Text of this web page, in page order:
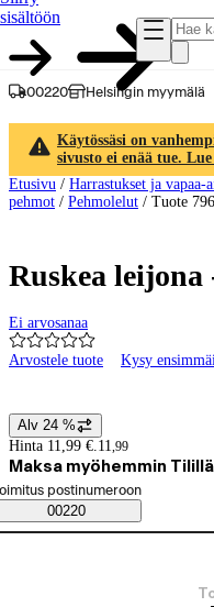
sisältöön
00220 Helsingin myymälä
Käytössäsi on
sivusto ei enää tue.
Etusivu / Harrastukset ja vapaa-
pehmot / Pehmolelut / Tuote
Ruskea leijona
Ei arvosanaa
Arvostele tuote Kysy
Hintatiedot
Alv 24 %
Hinta 11,99 €. 11 ,99
Maksa myöhemmin Tilillä
Saatavuustiedot
tilaustapa
postinumeroon
00220